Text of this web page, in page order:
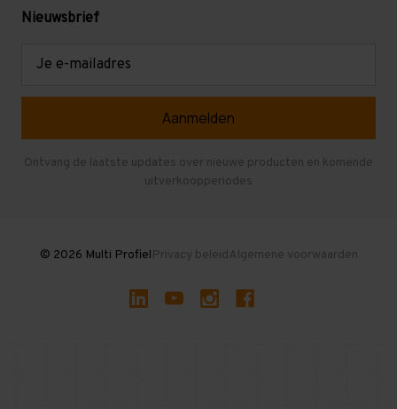
Levering en afhalen
Mezzanine
Verdiepingsvloeren
Gebruikte entresolvloeren
Nieuwsbrief
Ontvang de laatste updates over nieuwe producten en komende
uitverkoopperiodes
© 2026 Multi ProfielPrivacy beleidAlgemene voorwaarden